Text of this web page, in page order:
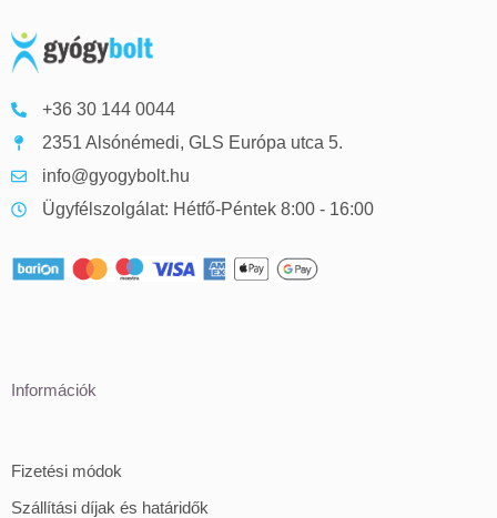
+36 30 144 0044
2351 Alsónémedi, GLS Európa utca 5.
info@gyogybolt.hu
Ügyfélszolgálat: Hétfő-Péntek 8:00 - 16:00
Információk
Fizetési módok
Szállítási díjak és határidők